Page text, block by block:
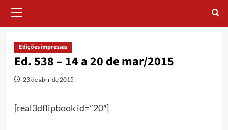
Menu
Edições impressas
Ed. 538 – 14 a 20 de mar/2015
23 de abril de 2015
[real3dflipbook id=”20″]